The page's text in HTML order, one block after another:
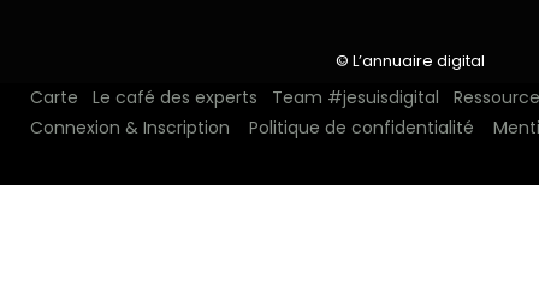
Carte Le café des experts Team #jesuisdigital
Connexion & Inscription
Politique de confidentialité
© L’annuaire digital